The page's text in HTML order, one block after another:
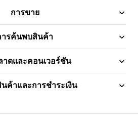
การขาย
ารค้นพบสินค้า
าดและคอนเวอร์ชัน
ค้าและการชำระเงิน